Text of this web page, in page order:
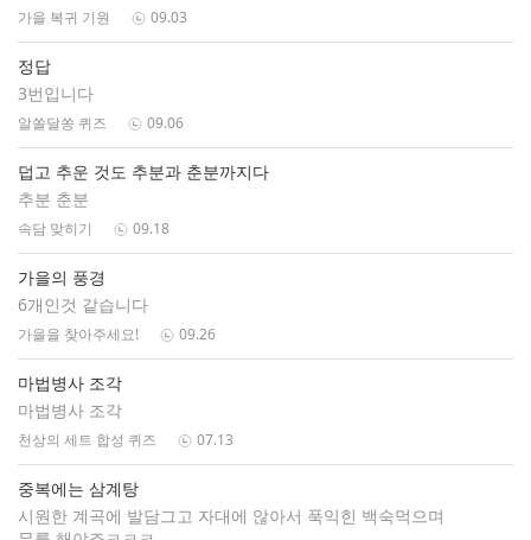
가을 복귀 기원 09.03
정답
3번입니다
알쏠달쏭 퀴즈 09.06
덥고 추운 것도 추분과 춘분까지다
추분 춘분
속담 맞히기 09.18
가을의 풍경
6개인것 같습니다
가을을 찾아주세요! 09.26
마법병사 조각
마법병사 조각
천상의 세트 합성 퀴즈 07.13
중복에는 삼계탕
시원한 계곡에 발담그고 자대에 않아서 푹익힌 백숙먹으며